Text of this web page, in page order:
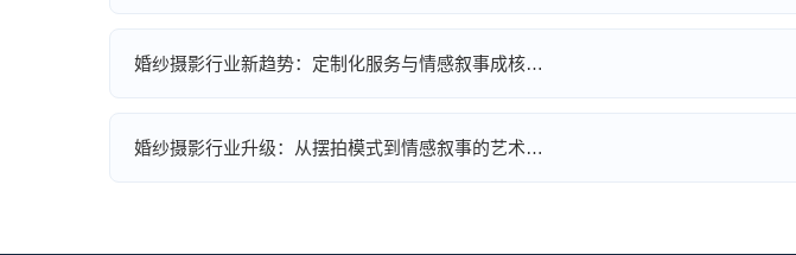
婚纱摄影行业新趋势：定制化服务与情感叙事成核…
婚纱摄影行业升级：从摆拍模式到情感叙事的艺术…